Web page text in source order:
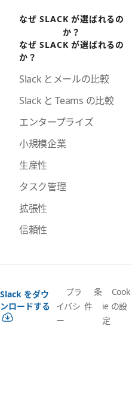
なぜ SLACK が選ばれるの
か？
なぜ SLACK が選ばれるの
か？
Slack とメールの比較
Slack と Teams の比較
エンタープライズ
小規模企業
生産性
タスク管理
拡張性
信頼性
Slack をダウ
ンロードする
プラ
イバシ
ー
条
件
Cook
ie の設
定